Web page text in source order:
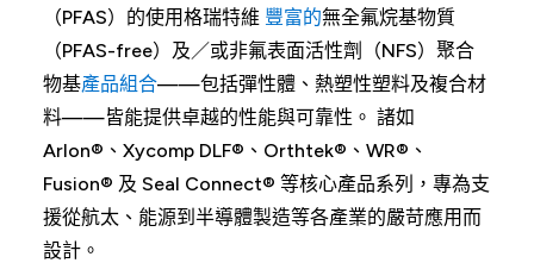
（PFAS）的使用格瑞特維 豐富的無全氟烷基物質
（PFAS-free）及／或非氟表面活性劑（NFS）聚合
物基產品組合——包括彈性體、熱塑性塑料及複合材
料——皆能提供卓越的性能與可靠性。 諸如
Arlon®、Xycomp DLF®、Orthtek®、WR®、
Fusion® 及 Seal Connect® 等核心產品系列，專為支
援從航太、能源到半導體製造等各產業的嚴苛應用而
設計。